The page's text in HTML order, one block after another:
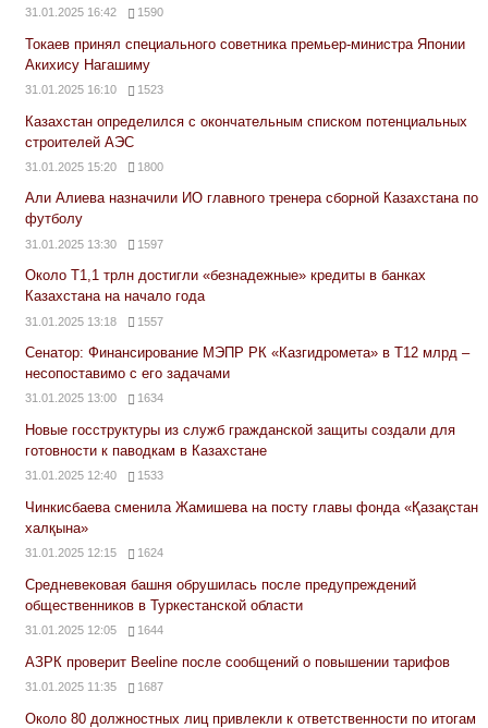
31.01.2025 16:42 1590
Токаев принял специального советника премьер-министра Японии
Акихису Нагашиму
31.01.2025 16:10 1523
Казахстан определился с окончательным списком потенциальных
строителей АЭС
31.01.2025 15:20 1800
Али Алиева назначили ИО главного тренера сборной Казахстана по
футболу
31.01.2025 13:30 1597
Около Т1,1 трлн достигли «безнадежные» кредиты в банках
Казахстана на начало года
31.01.2025 13:18 1557
Сенатор: Финансирование МЭПР РК «Казгидромета» в Т12 млрд –
несопоставимо с его задачами
31.01.2025 13:00 1634
Новые госструктуры из служб гражданской защиты создали для
готовности к паводкам в Казахстане
31.01.2025 12:40 1533
Чинкисбаева сменила Жамишева на посту главы фонда «Қазақстан
халқына»
31.01.2025 12:15 1624
Средневековая башня обрушилась после предупреждений
общественников в Туркестанской области
31.01.2025 12:05 1644
АЗРК проверит Beeline после сообщений о повышении тарифов
31.01.2025 11:35 1687
Около 80 должностных лиц привлекли к ответственности по итогам